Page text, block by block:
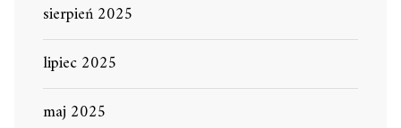
sierpień 2025
lipiec 2025
maj 2025